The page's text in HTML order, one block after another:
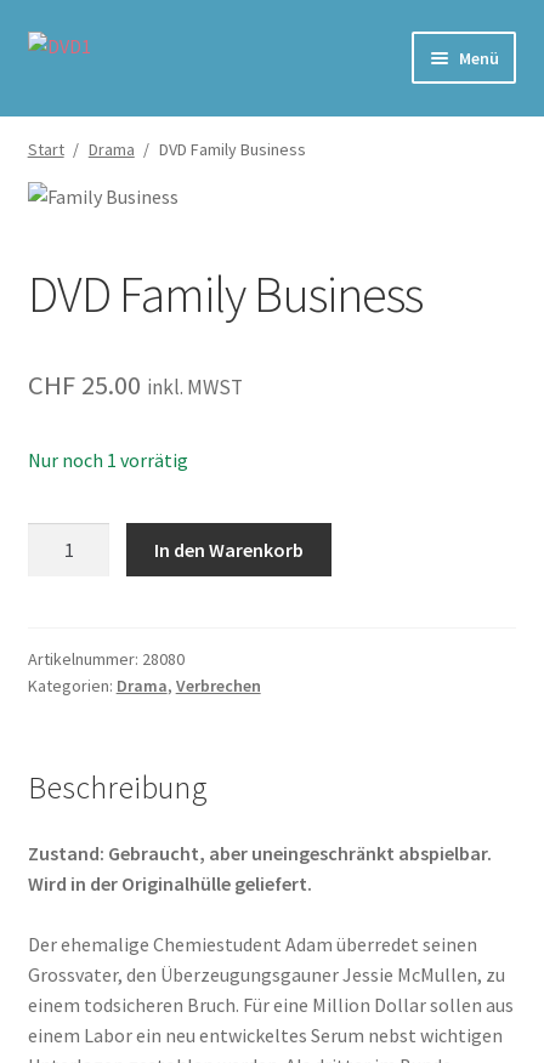
Zur
Zum
Menü
Home
Versand & Lieferung
Start / Drama / DVD Family Business
DVD Family Business
CHF25.00 inkl. MWST
Nur noch 1 vorrätig
In den Warenkorb
Artikelnummer: 28080
Kategorien: Drama, Verbrechen
Beschreibung
Zustand: Gebraucht, aber uneingeschränkt abspielbar.
Wird in der Originalhülle geliefert.
Der ehemalige Chemiestudent Adam überredet seinen
Grossvater, den Überzeugungsgauner Jessie McMullen, zu
einem todsicheren Bruch. Für eine Million Dollar sollen aus
einem Labor ein neu entwickeltes Serum nebst wichtigen